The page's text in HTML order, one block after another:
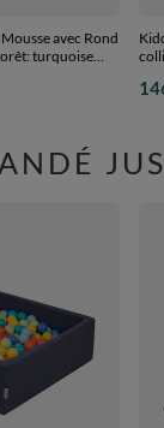
avec Rond
turquoise